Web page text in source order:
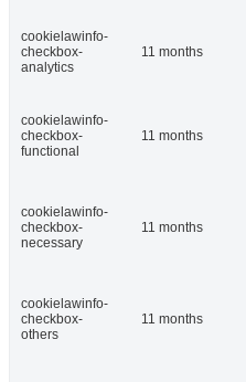
cookielawinfo-
checkbox-
analytics
11 months
cookielawinfo-
checkbox-
functional
11 months
cookielawinfo-
checkbox-
necessary
11 months
cookielawinfo-
checkbox-
others
11 months